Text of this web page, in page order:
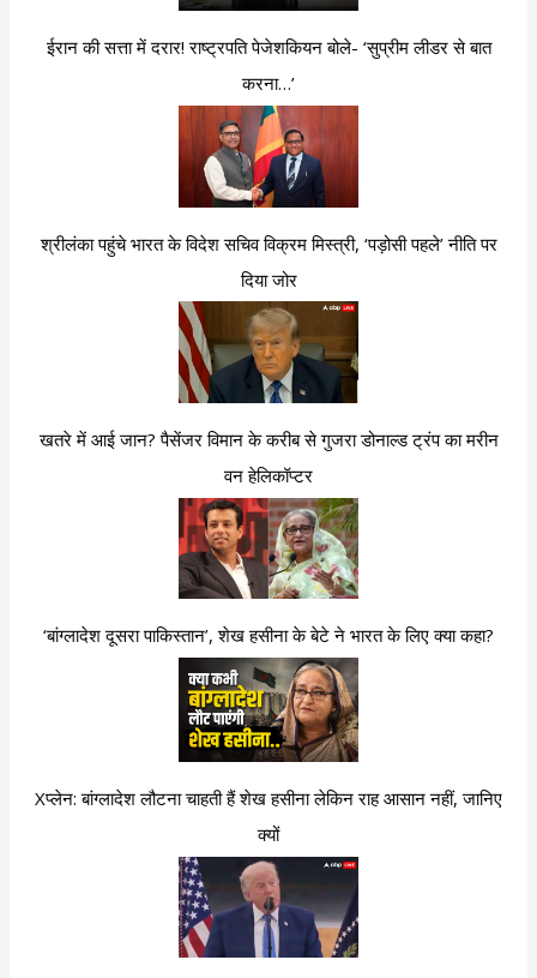
ईरान की सत्ता में दरार! राष्ट्रपति पेजेशकियन बोले- ‘सुप्रीम लीडर से बात
करना…’
श्रीलंका पहुंचे भारत के विदेश सचिव विक्रम मिस्त्री, ‘पड़ोसी पहले’ नीति पर
दिया जोर
खतरे में आई जान? पैसेंजर विमान के करीब से गुजरा डोनाल्ड ट्रंप का मरीन
वन हेलिकॉप्टर
‘बांग्लादेश दूसरा पाकिस्तान’, शेख हसीना के बेटे ने भारत के लिए क्या कहा?
Xप्लेन: बांग्लादेश लौटना चाहती हैं शेख हसीना लेकिन राह आसान नहीं, जानिए
क्यों